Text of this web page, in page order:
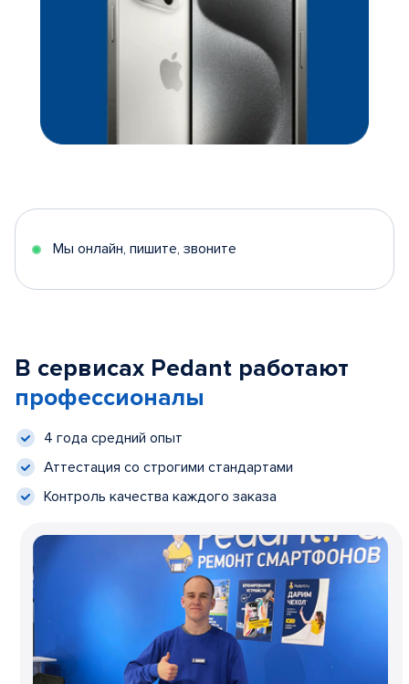
Мы онлайн, пишите, звоните
В сервисах Pedant работают
профессионалы
4 года средний опыт
Аттестация со строгими стандартами
Контроль качества каждого заказа